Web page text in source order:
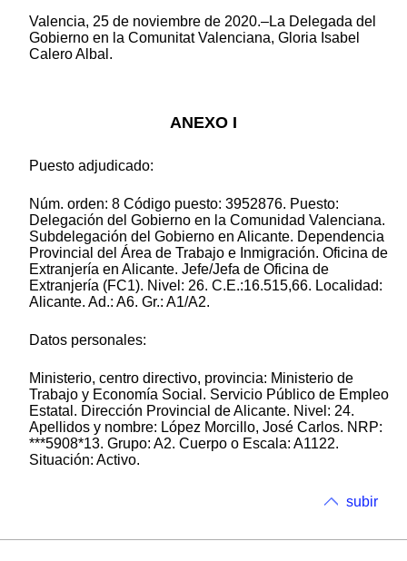
Valencia, 25 de noviembre de 2020.–La Delegada del
Gobierno en la Comunitat Valenciana, Gloria Isabel
Calero Albal.
ANEXO I
Puesto adjudicado:
Núm. orden: 8 Código puesto: 3952876. Puesto:
Delegación del Gobierno en la Comunidad Valenciana.
Subdelegación del Gobierno en Alicante. Dependencia
Provincial del Área de Trabajo e Inmigración. Oficina de
Extranjería en Alicante. Jefe/Jefa de Oficina de
Extranjería (FC1). Nivel: 26. C.E.:16.515,66. Localidad:
Alicante. Ad.: A6. Gr.: A1/A2.
Datos personales:
Ministerio, centro directivo, provincia: Ministerio de
Trabajo y Economía Social. Servicio Público de Empleo
Estatal. Dirección Provincial de Alicante. Nivel: 24.
Apellidos y nombre: López Morcillo, José Carlos. NRP:
***5908*13. Grupo: A2. Cuerpo o Escala: A1122.
Situación: Activo.
subir